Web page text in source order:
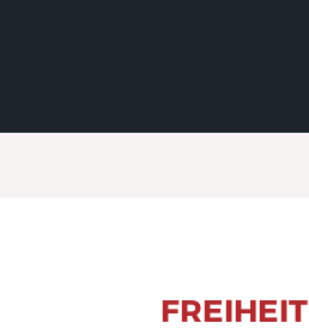
FREIHEIT